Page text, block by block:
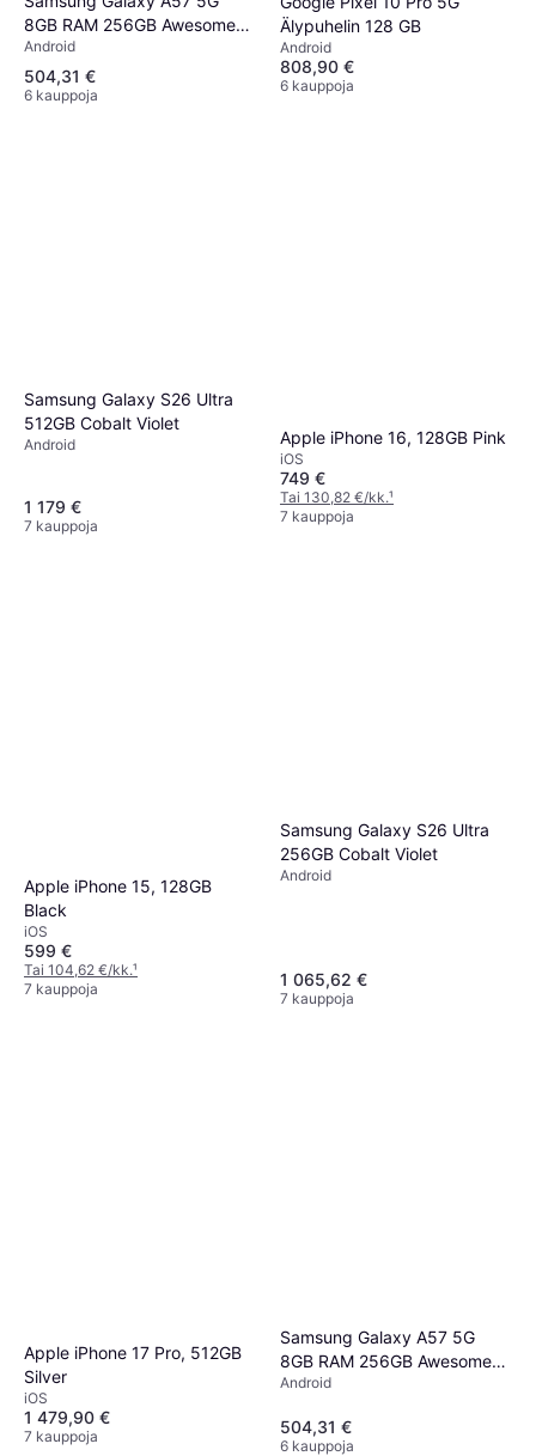
8GB RAM 256GB Awesome
Lilac
Android
504,31 €
6 kauppoja
Älypuhelin 128 GB
Android
808,90 €
6 kauppoja
Samsung Galaxy S26 Ultra
512GB Cobalt Violet
Android
1 179 €
7 kauppoja
Apple iPhone 16, 128GB Pink
iOS
749 €
Tai 130,82 €/kk.¹
7 kauppoja
Apple iPhone 15, 128GB
Black
iOS
599 €
Tai 104,62 €/kk.¹
7 kauppoja
Samsung Galaxy S26 Ultra
256GB Cobalt Violet
Android
1 065,62 €
7 kauppoja
Apple iPhone 17 Pro, 512GB
Silver
iOS
1 479,90 €
7 kauppoja
Samsung Galaxy A57 5G
8GB RAM 256GB Awesome
Icyblue
Android
504,31 €
6 kauppoja